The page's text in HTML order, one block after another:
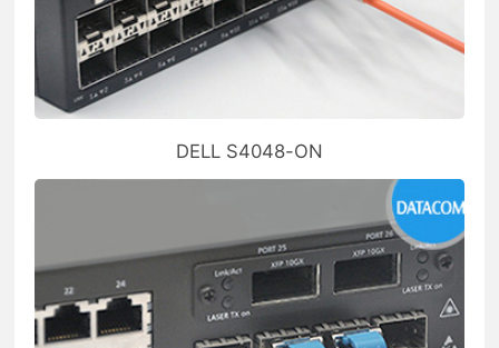
DELL S4048-ON